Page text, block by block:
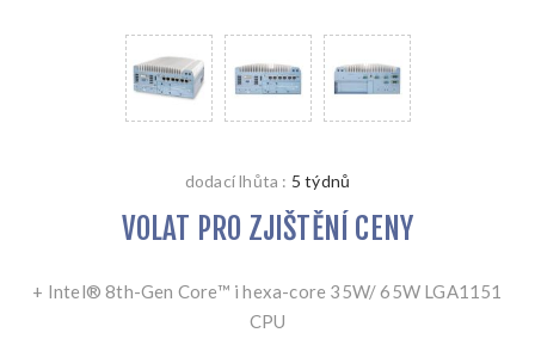
dodací lhůta : 5 týdnů
VOLAT PRO ZJIŠTĚNÍ CENY
+ Intel® 8th-Gen Core™ i hexa-core 35W/ 65W LGA1151
CPU